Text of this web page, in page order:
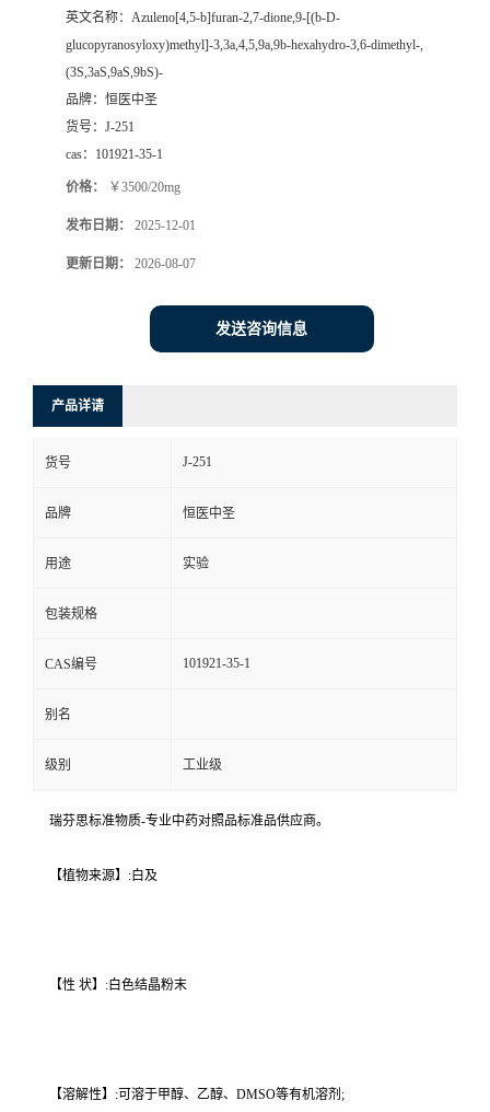
式
英文名称： Azuleno[4,5-b]furan-2,7-dione,9-[(b-D-
glucopyranosyloxy)methyl]-3,3a,4,5,9a,9b-hexahydro-3,6-dimethyl-,
(3S,3aS,9aS,9bS)-
品牌： 恒医中圣
货号： J-251
cas： 101921-35-1
价格： ￥3500/20mg
发布日期： 2025-12-01
更新日期： 2026-08-07
发送咨询信息
产品详请
货号 J-251
品牌 恒医中圣
用途 实验
包装规格
CAS编号 101921-35-1
别名
级别 工业级
瑞芬思标准物质-专业中药对照品标准品供应商。
【植物来源】:白及
【性 状】:白色结晶粉末
【溶解性】:可溶于甲醇、乙醇、DMSO等有机溶剂;